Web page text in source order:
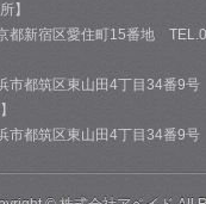
】
都新宿区愛住町15番地
市都筑区東山田4丁目34番9
市都筑区東山田4丁目34番9